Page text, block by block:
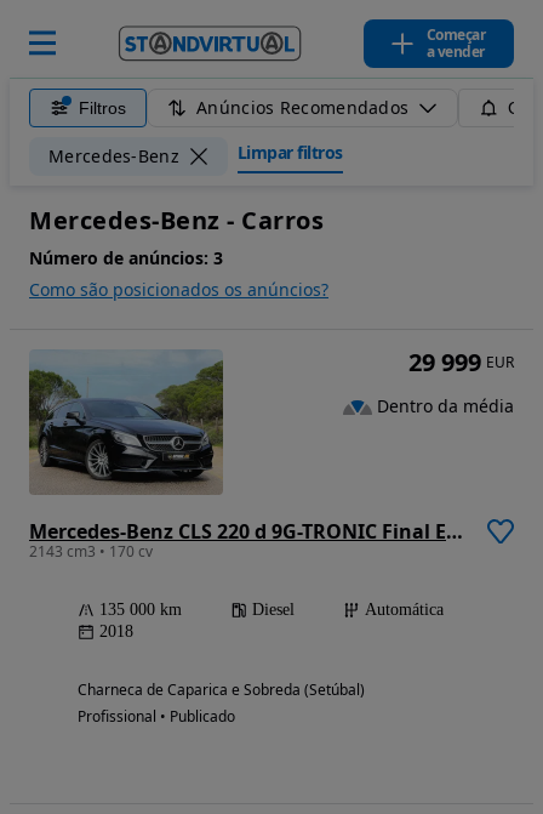
Começar
a vender
Filtros Anúncios Recomendados
Mercedes-Benz Limpar filtros
Mercedes-Benz - Carros
Número de anúncios: 3
Como são posicionados os anúncios?
Mercedes-Benz CLS 220 d 9G-TRONIC Final Edition
2143 cm3 • 170 cv
135 000 km Diesel
Automática
2018
Charneca de Caparica e Sobreda (Setúbal)
Profissional • Publicado
29 999 EUR
Dentro da média